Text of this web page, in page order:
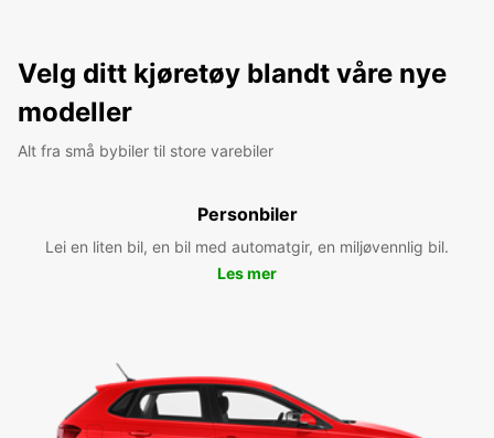
Velg ditt kjøretøy blandt våre nye
modeller
Alt fra små bybiler til store varebiler
Personbiler
Lei en liten bil, en bil med automatgir, en miljøvennlig bil.
Les mer